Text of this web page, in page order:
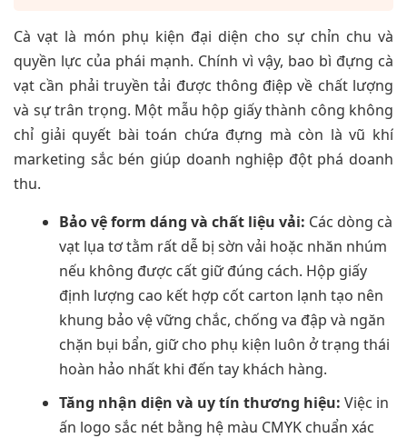
Cà vạt là món phụ kiện đại diện cho sự chỉn chu và
quyền lực của phái mạnh. Chính vì vậy, bao bì đựng cà
vạt cần phải truyền tải được thông điệp về chất lượng
và sự trân trọng. Một mẫu hộp giấy thành công không
chỉ giải quyết bài toán chứa đựng mà còn là vũ khí
marketing sắc bén giúp doanh nghiệp đột phá doanh
thu.
Bảo vệ form dáng và chất liệu vải: Các dòng cà
vạt lụa tơ tằm rất dễ bị sờn vải hoặc nhăn nhúm
nếu không được cất giữ đúng cách. Hộp giấy
định lượng cao kết hợp cốt carton lạnh tạo nên
khung bảo vệ vững chắc, chống va đập và ngăn
chặn bụi bẩn, giữ cho phụ kiện luôn ở trạng thái
hoàn hảo nhất khi đến tay khách hàng.
Tăng nhận diện và uy tín thương hiệu: Việc in
ấn logo sắc nét bằng hệ màu CMYK chuẩn xác